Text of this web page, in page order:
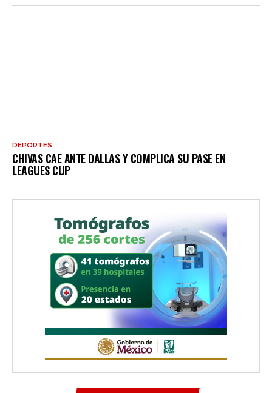
DEPORTES
CHIVAS CAE ANTE DALLAS Y COMPLICA SU PASE EN
LEAGUES CUP